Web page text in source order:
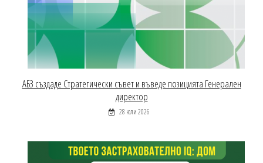
АБЗ създаде Стратегически съвет и въведе позицията Генерален
директор
28 юли 2026